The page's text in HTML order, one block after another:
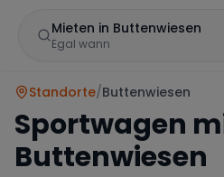
Mieten in Buttenwiesen
Egal wann
Standorte/Buttenwiesen
Sportwagen
Buttenwiesen